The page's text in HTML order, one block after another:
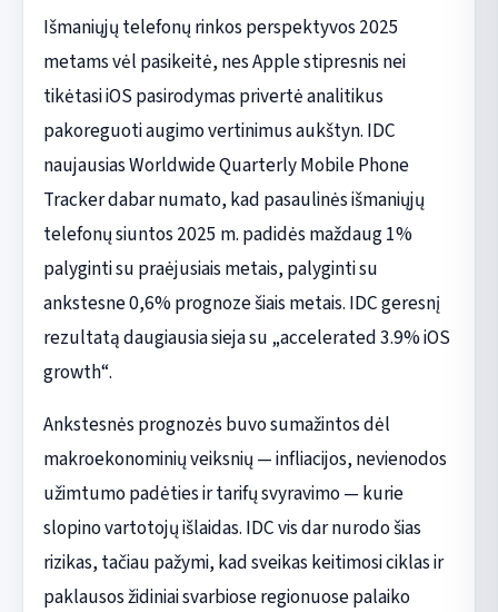
Išmaniųjų telefonų rinkos perspektyvos 2025
metams vėl pasikeitė, nes Apple stipresnis nei
tikėtasi iOS pasirodymas privertė analitikus
pakoreguoti augimo vertinimus aukštyn. IDC
naujausias Worldwide Quarterly Mobile Phone
Tracker dabar numato, kad pasaulinės išmaniųjų
telefonų siuntos 2025 m. padidės maždaug 1%
palyginti su praėjusiais metais, palyginti su
ankstesne 0,6% prognoze šiais metais. IDC geresnį
rezultatą daugiausia sieja su „accelerated 3.9% iOS
growth“.
Ankstesnės prognozės buvo sumažintos dėl
makroekonominių veiksnių — infliacijos, nevienodos
užimtumo padėties ir tarifų svyravimo — kurie
slopino vartotojų išlaidas. IDC vis dar nurodo šias
rizikas, tačiau pažymi, kad sveikas keitimosi ciklas ir
paklausos židiniai svarbiose regionuose palaiko